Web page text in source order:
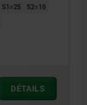
S1=25
S2=10
DÉTAILS